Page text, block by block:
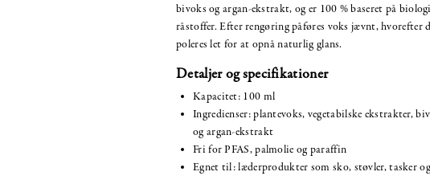
bivoks og argan-ekstrakt, og er 100 % baseret på
råstoffer. Efter rengøring påføres voks jævnt, hvorefter
poleres let for at opnå naturlig glans.
Detaljer og specifikationer
Kapacitet: 100 ml
Ingredienser: plantevoks, vegetabilske ekstrakter,
og argan-ekstrakt
Fri for PFAS, palmolie og paraffin
Egnet til: læderprodukter som sko, støvler, tasker og